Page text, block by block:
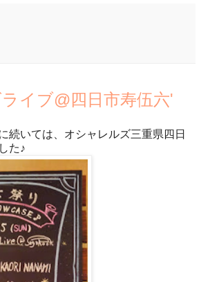
イブ@四日市寿伍六'
続いては、オシャレルズ三重県四日
た♪